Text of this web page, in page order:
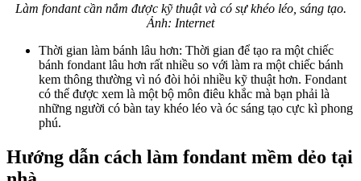
Làm fondant cần nắm được kỹ thuật và có sự khéo léo, sáng tạo.
Ảnh: Internet
Thời gian làm bánh lâu hơn: Thời gian để tạo ra một chiếc
bánh fondant lâu hơn rất nhiều so với làm ra một chiếc bánh
kem thông thường vì nó đòi hỏi nhiều kỹ thuật hơn. Fondant
có thể được xem là một bộ môn điêu khắc mà bạn phải là
những người có bàn tay khéo léo và óc sáng tạo cực kì phong
phú.
Hướng dẫn cách làm fondant mềm dẻo tại